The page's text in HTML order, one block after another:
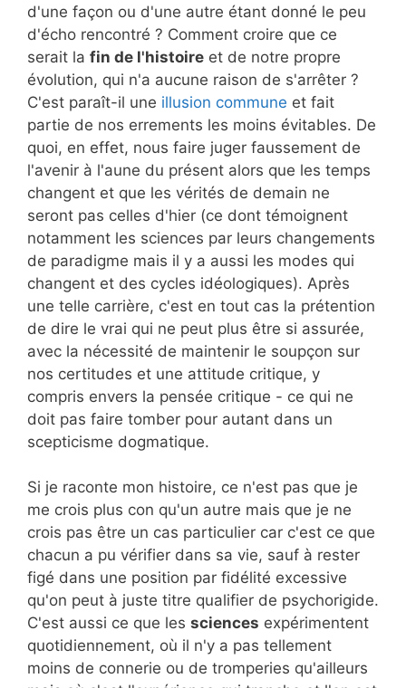
d'une façon ou d'une autre étant donné le peu
d'écho rencontré ? Comment croire que ce
serait la fin de l'histoire et de notre propre
évolution, qui n'a aucune raison de s'arrêter ?
C'est paraît-il une illusion commune et fait
partie de nos errements les moins évitables. De
quoi, en effet, nous faire juger faussement de
l'avenir à l'aune du présent alors que les temps
changent et que les vérités de demain ne
seront pas celles d'hier (ce dont témoignent
notamment les sciences par leurs changements
de paradigme mais il y a aussi les modes qui
changent et des cycles idéologiques). Après
une telle carrière, c'est en tout cas la prétention
de dire le vrai qui ne peut plus être si assurée,
avec la nécessité de maintenir le soupçon sur
nos certitudes et une attitude critique, y
compris envers la pensée critique - ce qui ne
doit pas faire tomber pour autant dans un
scepticisme dogmatique.
Si je raconte mon histoire, ce n'est pas que je
me crois plus con qu'un autre mais que je ne
crois pas être un cas particulier car c'est ce que
chacun a pu vérifier dans sa vie, sauf à rester
figé dans une position par fidélité excessive
qu'on peut à juste titre qualifier de psychorigide.
C'est aussi ce que les sciences expérimentent
quotidiennement, où il n'y a pas tellement
moins de connerie ou de tromperies qu'ailleurs